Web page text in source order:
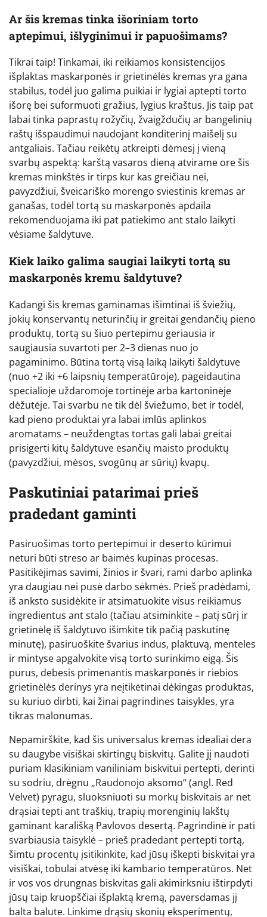
Ar šis kremas tinka išoriniam torto
aptepimui, išlyginimui ir papuošimams?
Tikrai taip! Tinkamai, iki reikiamos konsistencijos
išplaktas maskarponės ir grietinėlės kremas yra gana
stabilus, todėl juo galima puikiai ir lygiai aptepti torto
išorę bei suformuoti gražius, lygius kraštus. Jis taip pat
labai tinka paprastų rožyčių, žvaigždučių ar bangelinių
raštų išspaudimui naudojant konditerinį maišelį su
antgaliais. Tačiau reikėtų atkreipti dėmesį į vieną
svarbų aspektą: karštą vasaros dieną atvirame ore šis
kremas minkštės ir tirps kur kas greičiau nei,
pavyzdžiui, šveicariško morengo sviestinis kremas ar
ganašas, todėl tortą su maskarponės apdaila
rekomenduojama iki pat patiekimo ant stalo laikyti
vėsiame šaldytuve.
Kiek laiko galima saugiai laikyti tortą su
maskarponės kremu šaldytuve?
Kadangi šis kremas gaminamas išimtinai iš šviežių,
jokių konservantų neturinčių ir greitai gendančių pieno
produktų, tortą su šiuo pertepimu geriausia ir
saugiausia suvartoti per 2–3 dienas nuo jo
pagaminimo. Būtina tortą visą laiką laikyti šaldytuve
(nuo +2 iki +6 laipsnių temperatūroje), pageidautina
specialioje uždaromoje tortinėje arba kartoninėje
dėžutėje. Tai svarbu ne tik dėl šviežumo, bet ir todėl,
kad pieno produktai yra labai imlūs aplinkos
aromatams – neuždengtas tortas gali labai greitai
prisigerti kitų šaldytuve esančių maisto produktų
(pavyzdžiui, mėsos, svogūnų ar sūrių) kvapų.
Paskutiniai patarimai prieš
pradedant gaminti
Pasiruošimas torto pertepimui ir deserto kūrimui
neturi būti streso ar baimės kupinas procesas.
Pasitikėjimas savimi, žinios ir švari, rami darbo aplinka
yra daugiau nei pusė darbo sėkmės. Prieš pradėdami,
iš anksto susidėkite ir atsimatuokite visus reikiamus
ingredientus ant stalo (tačiau atsiminkite – patį sūrį ir
grietinėlę iš šaldytuvo išimkite tik pačią paskutinę
minutę), pasiruoškite švarius indus, plaktuvą, menteles
ir mintyse apgalvokite visą torto surinkimo eigą. Šis
purus, debesis primenantis maskarponės ir riebios
grietinėlės derinys yra neįtikėtinai dėkingas produktas,
su kuriuo dirbti, kai žinai pagrindines taisykles, yra
tikras malonumas.
Nepamirškite, kad šis universalus kremas idealiai dera
su daugybe visiškai skirtingų biskvitų. Galite jį naudoti
puriam klasikiniam vaniliniam biskvitui pertepti, derinti
su sodriu, drėgnu „Raudonojo aksomo“ (angl. Red
Velvet) pyragu, sluoksniuoti su morkų biskvitais ar net
drąsiai tepti ant traškių, trapių morenginių lakštų
gaminant karališką Pavlovos desertą. Pagrindinė ir pati
svarbiausia taisyklė – prieš pradedant pertepti tortą,
šimtu procentų įsitikinkite, kad jūsų iškepti biskvitai yra
visiškai, tobulai atvėsę iki kambario temperatūros. Net
ir vos vos drungnas biskvitas gali akimirksniu ištirpdyti
jūsų taip kruopščiai išplaktą kremą, paversdamas jį
balta balute. Linkime drąsių skonių eksperimentų,